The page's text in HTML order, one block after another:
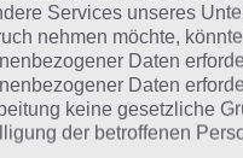
zum einen erklären
gehen wir auf die
Abschluss findest du
Services unseres
nehmen möchte,
Daten
Daten
keine gesetzliche
der betroffenen